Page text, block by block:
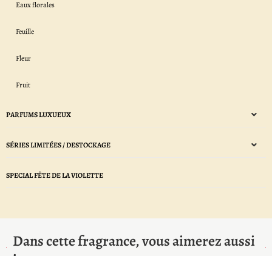
Eaux florales
Feuille
Fleur
Fruit
PARFUMS LUXUEUX
SÉRIES LIMITÉES / DESTOCKAGE
SPECIAL FÊTE DE LA VIOLETTE
Dans cette fragrance, vous aimerez aussi